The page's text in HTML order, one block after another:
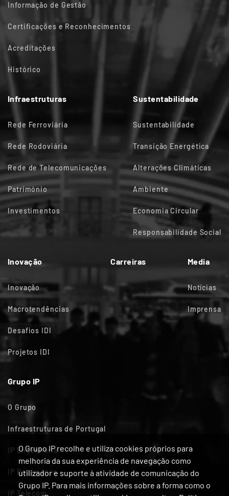
O Grupo IP recolhe e utiliza cookies próprios para
melhoria da sua experiência de navegação como
utilizador e suporte à atividade de comunicação do
Grupo IP. Para mais informações sobre a forma como o
Informação de Gestão
Certificações e Reconhecimentos
Acreditações
Histórico
Infraestruturas
Rede Ferroviária
Rede Rodoviária
Rede de Telecomunicações
Património
Investimentos
Sustentabilidade
Sustentabilidade
Transição Energética
Alterações Climáticas
Ambiente
Economia Circular
Responsabilidade Social
Inovação
Inovação
Macrotendências
Desafios IDI
Projetos IDI
Carreiras Media
Notícias
Imprensa
Grupo IP
O Grupo
Infraestruturas de Portugal
IP Engenharia
IP Património
IP Telecom